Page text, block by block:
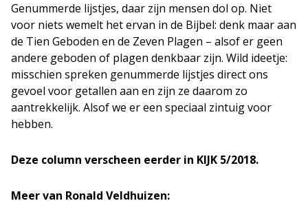
Genummerde lijstjes, daar zijn mensen dol op. Niet
voor niets wemelt het ervan in de Bijbel: denk maar aan
de Tien Geboden en de Zeven Plagen – alsof er geen
andere geboden of plagen denkbaar zijn. Wild ideetje:
misschien spreken genummerde lijstjes direct ons
gevoel voor getallen aan en zijn ze daarom zo
aantrekkelijk. Alsof we er een speciaal zintuig voor
hebben.
Deze column verscheen eerder in KIJK 5/2018.
Meer van Ronald Veldhuizen: